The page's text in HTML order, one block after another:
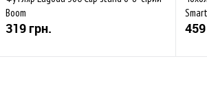
Boom
319 грн.